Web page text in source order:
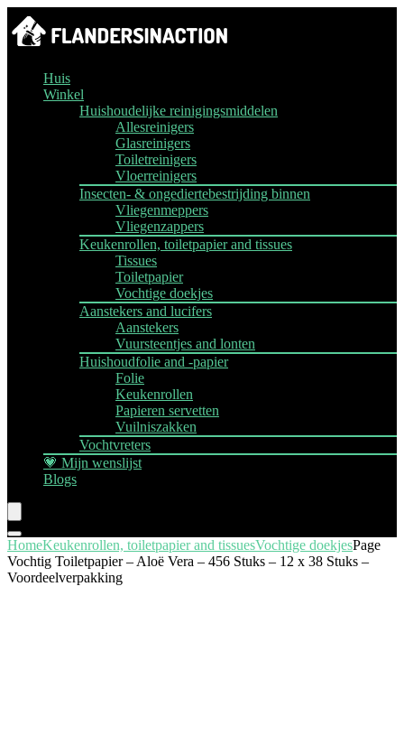
Huis
Winkel
Huishoudelijke reinigingsmiddelen
Allesreinigers
Glasreinigers
Toiletreinigers
Vloerreinigers
Insecten- & ongediertebestrijding binnen
Vliegenmeppers
Vliegenzappers
Keukenrollen, toiletpapier and tissues
Tissues
Toiletpapier
Vochtige doekjes
Aanstekers and lucifers
Aanstekers
Vuursteentjes and lonten
Huishoudfolie and -papier
Folie
Keukenrollen
Papieren servetten
Vuilniszakken
Vochtvreters
💗 Mijn wenslijst
Blogs
HomeKeukenrollen, toiletpapier and tissuesVochtige doekjesPage
Vochtig Toiletpapier – Aloë Vera – 456 Stuks – 12 x 38 Stuks –
Voordeelverpakking